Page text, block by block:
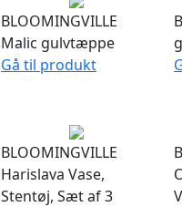
BLOOMINGVILLE
Malic gulvtæppe
Gå til produkt
BLOOMINGVILLE
Harislava Vase,
Stentøj, Sæt af 3